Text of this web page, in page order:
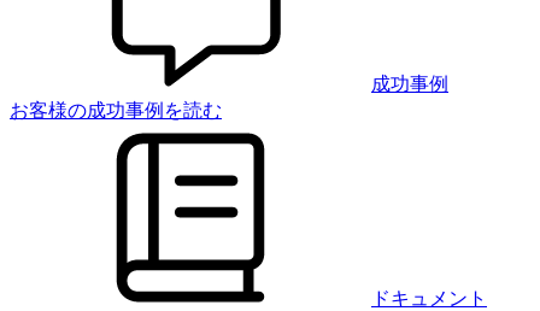
成功事例
お客様の成功事例を読む
ドキュメント